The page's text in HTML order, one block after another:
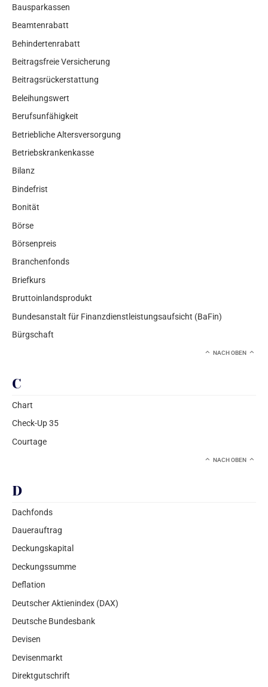
Bausparkassen
Beamtenrabatt
Behindertenrabatt
Beitragsfreie Versicherung
Beitragsrückerstattung
Beleihungswert
Berufsunfähigkeit
Betriebliche Altersversorgung
Betriebskrankenkasse
Bilanz
Bindefrist
Bonität
Börse
Börsenpreis
Branchenfonds
Briefkurs
Bruttoinlandsprodukt
Bundesanstalt für Finanzdienstleistungsaufsicht (BaFin)
Bürgschaft
NACH OBEN
C
Chart
Check-Up 35
Courtage
NACH OBEN
D
Dachfonds
Dauerauftrag
Deckungskapital
Deckungssumme
Deflation
Deutscher Aktienindex (DAX)
Deutsche Bundesbank
Devisen
Devisenmarkt
Direktgutschrift